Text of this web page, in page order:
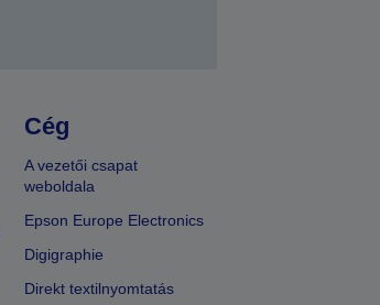
Cég
A vezetői csapat
weboldala
Epson Europe Electronics
Digigraphie
Direkt textilnyomtatás